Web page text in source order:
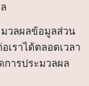
วลผลข้อมูลส่วน
ราได้ตลอดเวลา
การประมวลผล